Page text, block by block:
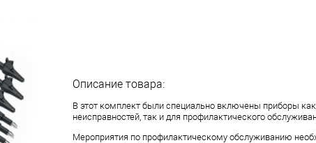
Описание товара:
В этот комплект были специально включены приборы
неисправностей, так и для профилактического
Мероприятия по профилактическому обслуживанию